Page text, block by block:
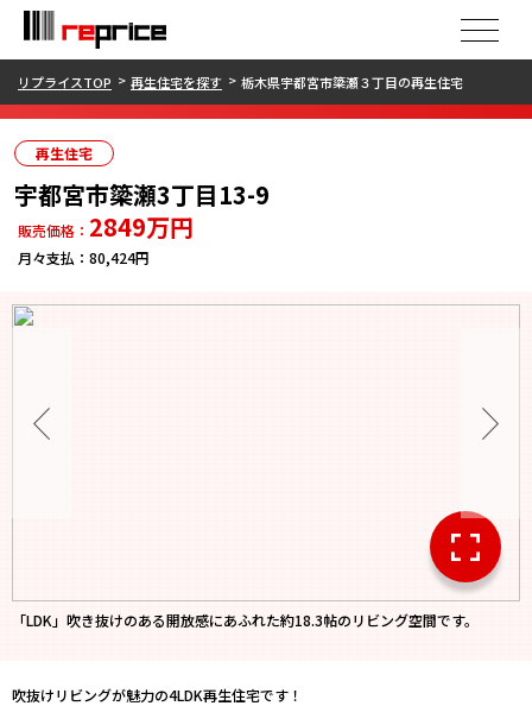
リプライスTOP 再生住宅を探す 栃木県宇都宮市簗瀬３丁目の再生住宅
再生住宅
宇都宮市簗瀬3丁目13-9
販売価格： 2849万円
月々支払： 80,424円
「LDK」吹き抜けのある開放感にあふれた約18.3帖のリビング空間です。
吹抜けリビングが魅力の4LDK再生住宅です！